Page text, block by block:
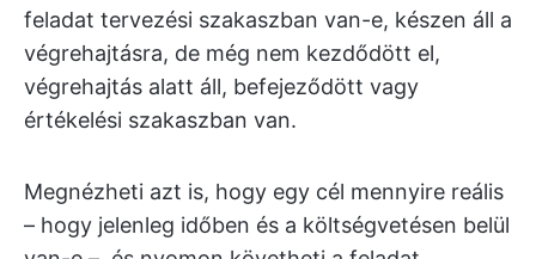
feladat tervezési szakaszban van-e, készen áll a
végrehajtásra, de még nem kezdődött el,
végrehajtás alatt áll, befejeződött vagy
értékelési szakaszban van.
Megnézheti azt is, hogy egy cél mennyire reális
– hogy jelenleg időben és a költségvetésen belül